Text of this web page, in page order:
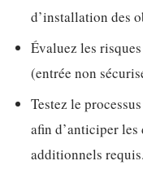
d’installation des
Évaluez les
(entrée non
Testez le
afin d’anticiper les
additionnels requis.